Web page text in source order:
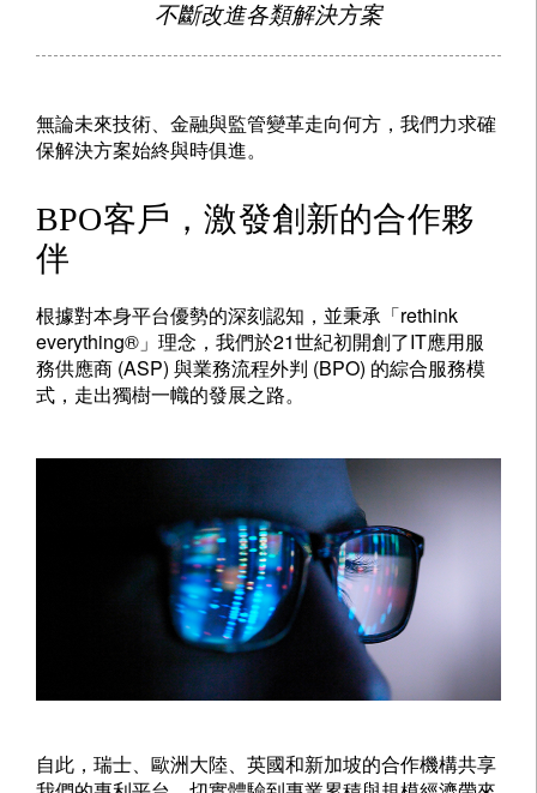
不斷改進各類解決方案
無論未來技術、金融與監管變革走向何方，我們力求確
保解決方案始終與時俱進。
BPO客戶，激發創新的合作夥
伴
根據對本身平台優勢的深刻認知，並秉承「rethink
everything®」理念，我們於21世紀初開創了IT應用服
務供應商 (ASP) 與業務流程外判 (BPO) 的綜合服務模
式，走出獨樹一幟的發展之路。
自此，瑞士、歐洲大陸、英國和新加坡的合作機構共享